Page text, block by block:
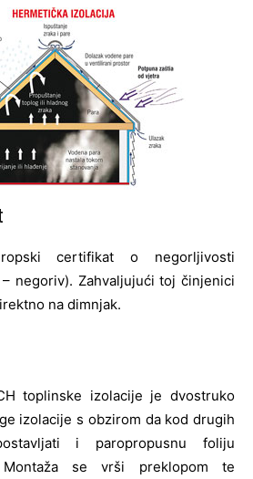
certifikat o negorljivosti
negoriv). Zahvaljujući toj činjenici
na dimnjak.
toplinske izolacije je dvostruko
izolacije s obzirom da kod drugih
i paropropusnu foliju
Montaža se vrši preklopom te